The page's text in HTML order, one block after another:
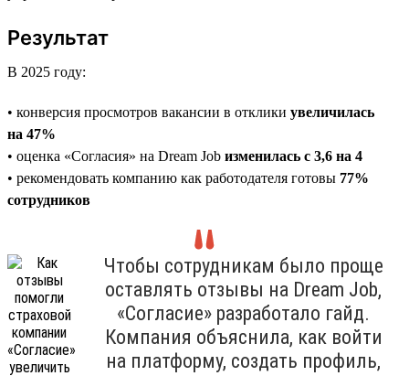
Результат
В 2025 году:
• конверсия просмотров вакансии в отклики увеличилась
на 47%
• оценка «Согласия» на Dream Job изменилась с 3,6 на 4
• рекомендовать компанию как работодателя готовы 77%
сотрудников
Чтобы сотрудникам было проще
оставлять отзывы на Dream Job,
«Согласие» разработало гайд.
Компания объяснила, как войти
на платформу, создать профиль,